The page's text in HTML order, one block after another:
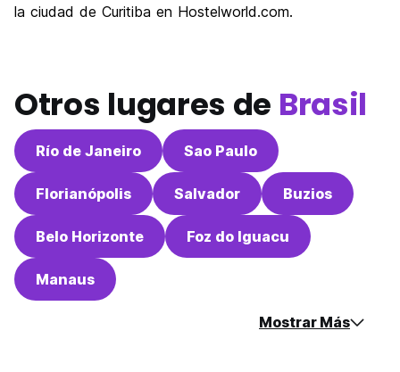
la ciudad de Curitiba en Hostelworld.com.
Otros lugares de Brasil
Río de Janeiro Sao Paulo
Florianópolis Salvador Buzios
Belo Horizonte Foz do Iguacu
Manaus
Mostrar Más